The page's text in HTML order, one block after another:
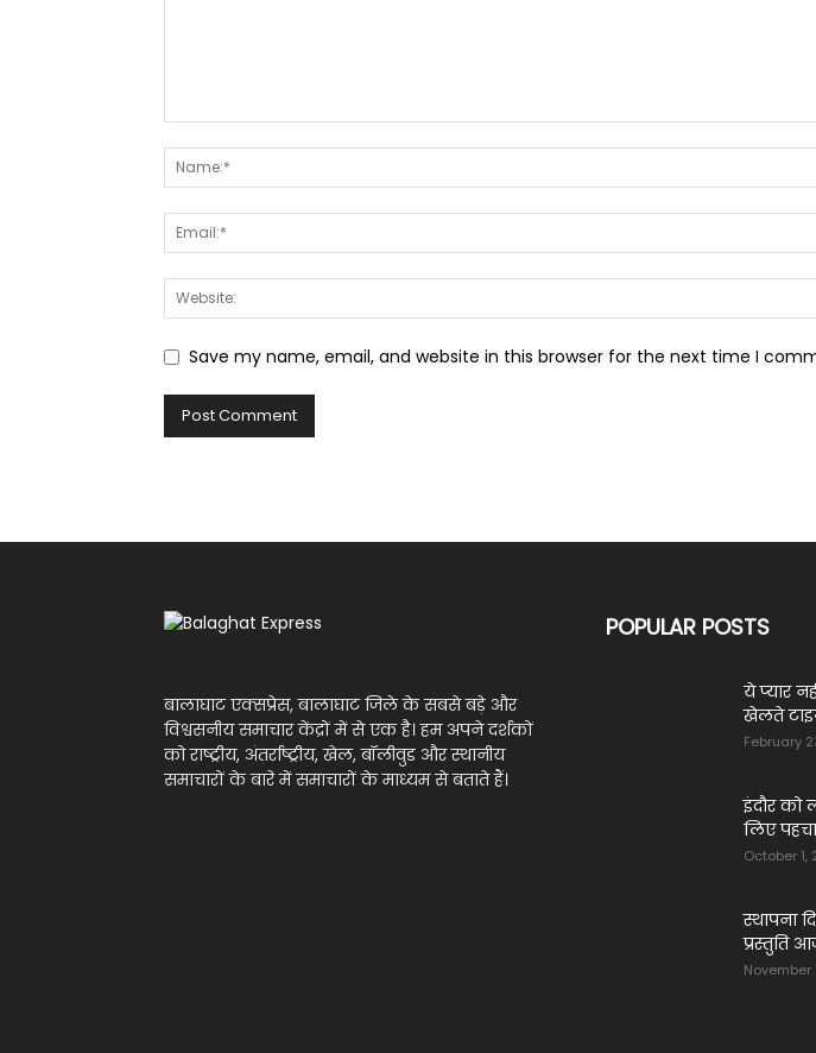
Save my name, email, and website in this browser for the next time I
बालाघाट एक्सप्रेस, बालाघाट जिले के सबसे बड़े और
विश्वसनीय समाचार केंद्रों में से एक है। हम अपने दर्शकों
को राष्ट्रीय, अंतर्राष्ट्रीय, खेल, बॉलीवुड और स्थानीय
समाचारों के बारे में समाचारों के माध्यम से बताते हैं।
POPULAR POSTS
ये प्‍यार
खेलते
February
इंदौर को
लिए
October 1,
स्थापना
प्रस्तुति
November